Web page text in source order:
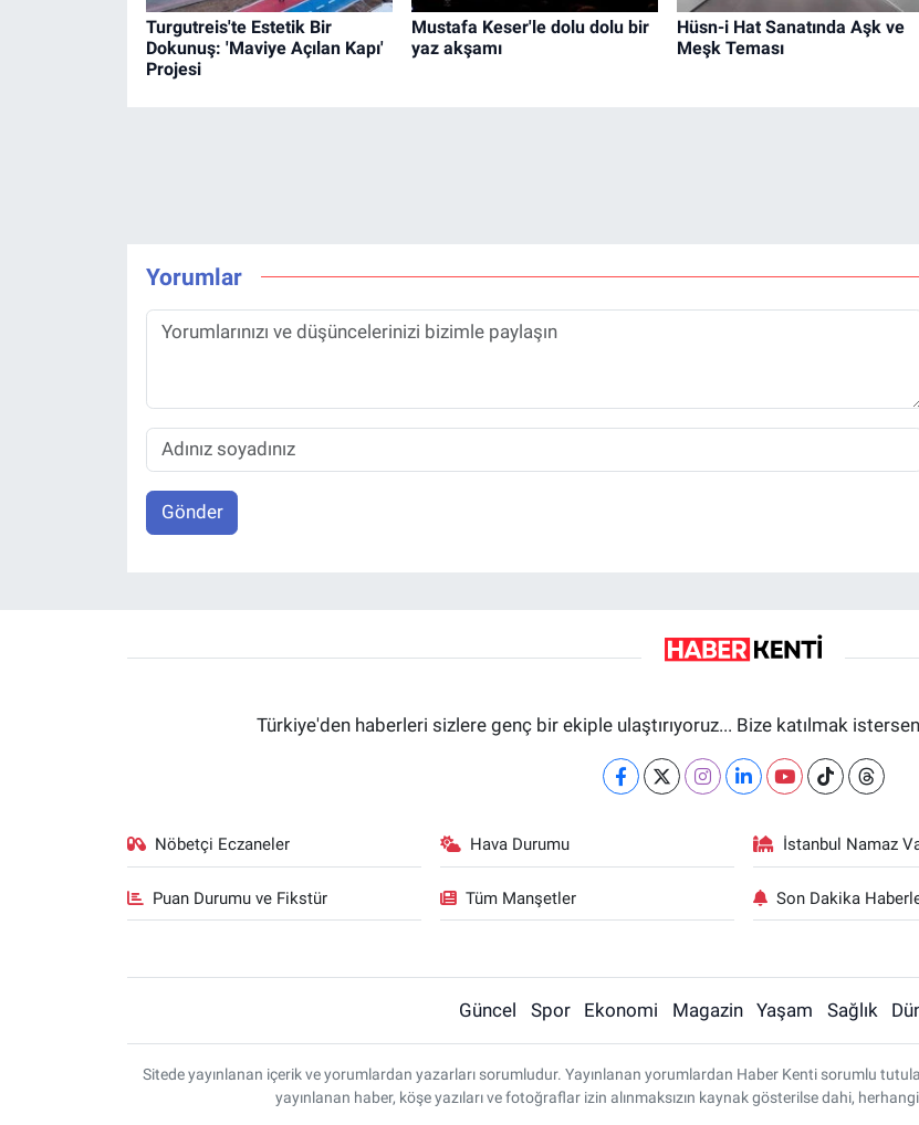
Turgutreis'te Estetik Bir
Dokunuş: 'Maviye Açılan Kapı'
Projesi
Mustafa Keser'le dolu dolu bir
yaz akşamı
Hüsn-i Hat Sanatında Aşk ve
Meşk Teması
Yorumlar
Gönder
Türkiye'den haberleri sizlere genç bir ekiple ulaştırıyoruz... Bize katılmak
Nöbetçi Eczaneler Hava Durumu İstanbul Namaz
Puan Durumu ve Fikstür Tüm Manşetler Son Dakika
Güncel Spor Ekonomi Magazin Yaşam Sağlık
Sitede yayınlanan içerik ve yorumlardan yazarları sorumludur. Yayınlanan yorumlardan Haber Kenti sorumlu
yayınlanan haber, köşe yazıları ve fotoğraflar izin alınmaksızın kaynak gösterilse dahi,